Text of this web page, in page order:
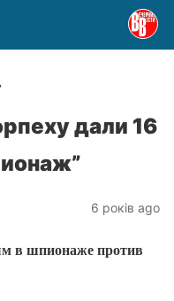
дали 16
6 років ago
в шпионаже против